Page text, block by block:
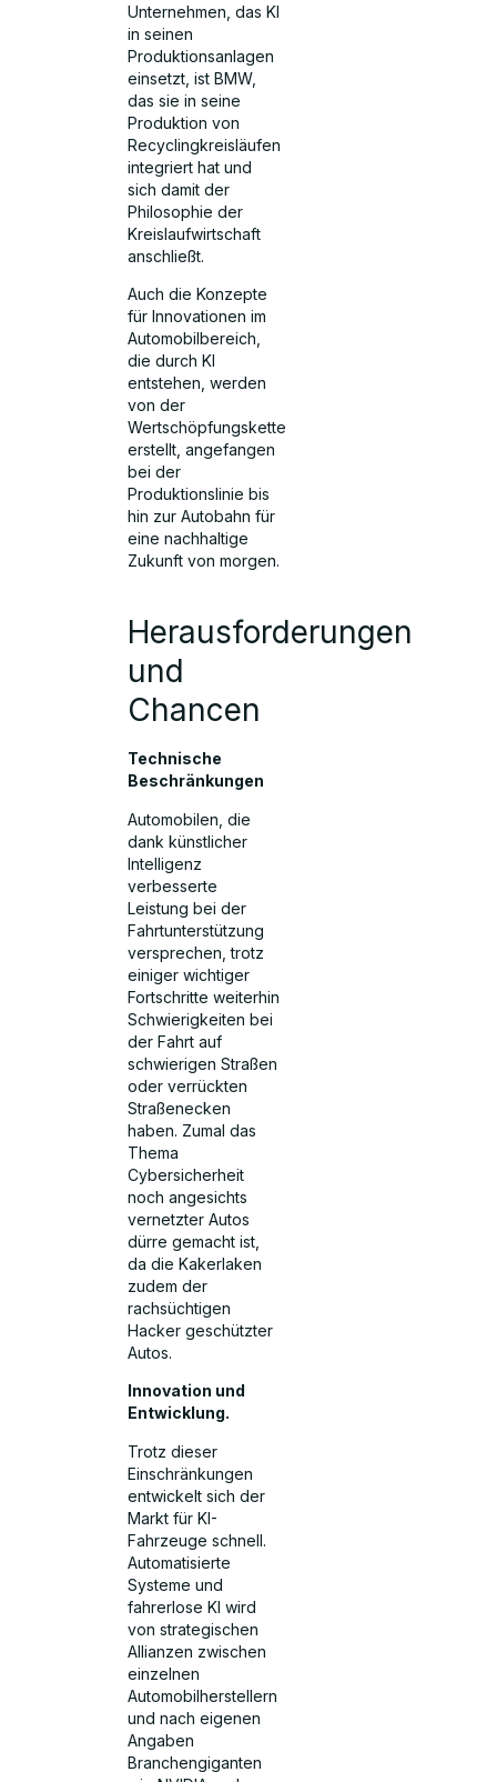
Unternehmen, das KI
in seinen
Produktionsanlagen
einsetzt, ist BMW,
das sie in seine
Produktion von
Recyclingkreisläufen
integriert hat und
sich damit der
Philosophie der
Kreislaufwirtschaft
anschließt.
Auch die Konzepte
für Innovationen im
Automobilbereich,
die durch KI
entstehen, werden
von der
Wertschöpfungskette
erstellt, angefangen
bei der
Produktionslinie bis
hin zur Autobahn für
eine nachhaltige
Zukunft von morgen.
Herausforderungen
und
Chancen
Technische
Beschränkungen
Automobilen, die
dank künstlicher
Intelligenz
verbesserte
Leistung bei der
Fahrtunterstützung
versprechen, trotz
einiger wichtiger
Fortschritte weiterhin
Schwierigkeiten bei
der Fahrt auf
schwierigen Straßen
oder verrückten
Straßenecken
haben. Zumal das
Thema
Cybersicherheit
noch angesichts
vernetzter Autos
dürre gemacht ist,
da die Kakerlaken
zudem der
rachsüchtigen
Hacker geschützter
Autos.
Innovation und
Entwicklung.
Trotz dieser
Einschränkungen
entwickelt sich der
Markt für KI-
Fahrzeuge schnell.
Automatisierte
Systeme und
fahrerlose KI wird
von strategischen
Allianzen zwischen
einzelnen
Automobilherstellern
und nach eigenen
Angaben
Branchengiganten